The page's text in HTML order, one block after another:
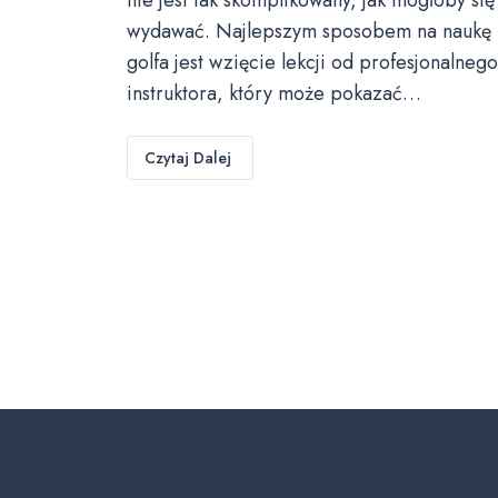
wydawać. Najlepszym sposobem na naukę
golfa jest wzięcie lekcji od profesjonalnego
instruktora, który może pokazać…
Czytaj Dalej